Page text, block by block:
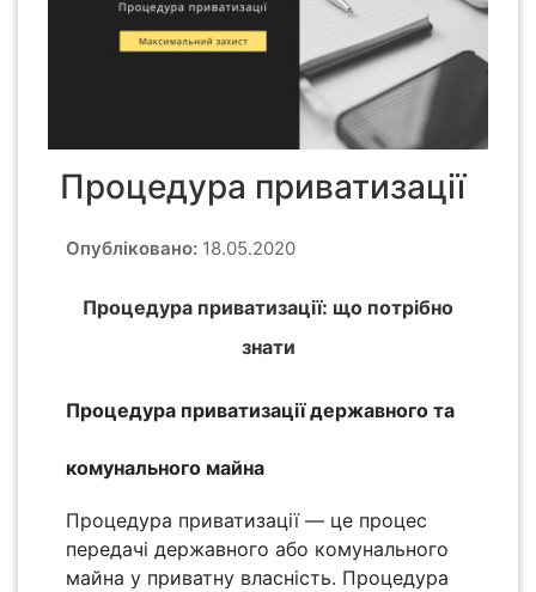
Процедура приватизації
Опубліковано: 18.05.2020
Процедура приватизації: що потрібно
знати
Процедура приватизації державного та
комунального майна
Процедура приватизації — це процес
передачі державного або комунального
майна у приватну власність. Процедура